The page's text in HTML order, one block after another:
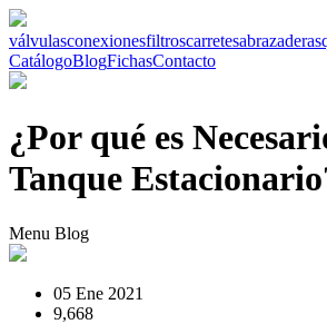
válvulasconexionesfiltroscarretesabrazaderas
CatálogoBlogFichasContacto
¿Por qué es
Tanque
Menu Blog
05 Ene 2021
9,668